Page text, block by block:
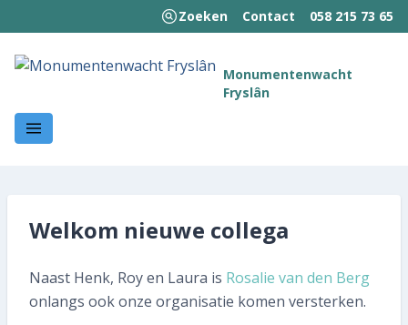
Zoeken Contact 058 215 73 65
Monumentenwacht
Fryslân
Welkom nieuwe collega
Naast Henk, Roy en Laura is Rosalie van den Berg
onlangs ook onze organisatie komen versterken.
Hoe wij werken
Kennisbank